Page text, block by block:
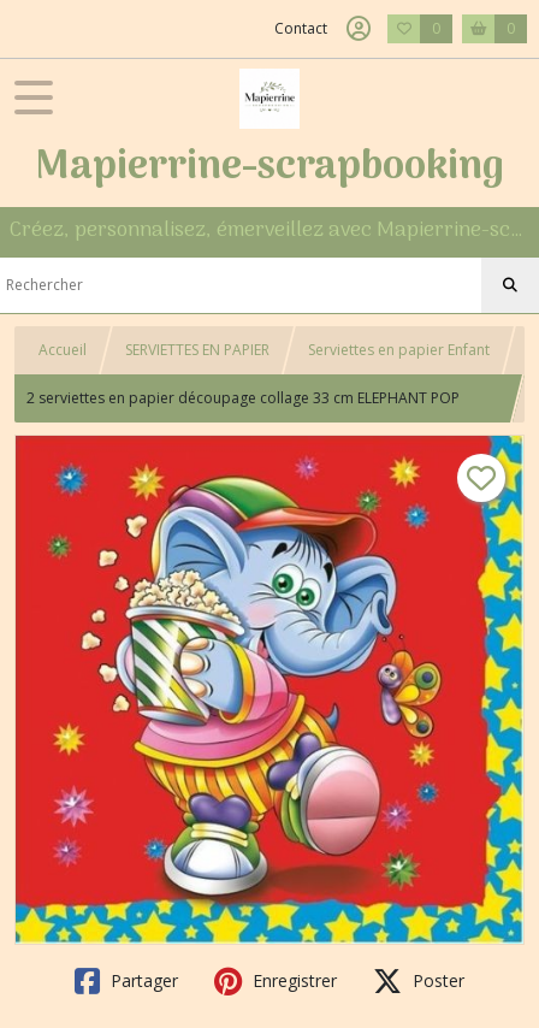
Contact 0 0
Mapierrine-scrapbooking
Créez, personnalisez, émerveillez avec Mapierrine-scrapbooking
Accueil SERVIETTES EN PAPIER Serviettes en papier Enfant
2 serviettes en papier découpage collage 33 cm ELEPHANT POP
Partager Enregistrer Poster